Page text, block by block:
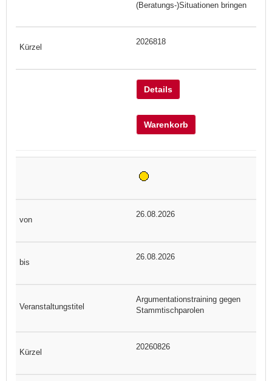
(Beratungs-)Situationen bringen
2026818
Details
Warenkorb
26.08.2026
26.08.2026
Argumentationstraining gegen
Stammtischparolen
20260826